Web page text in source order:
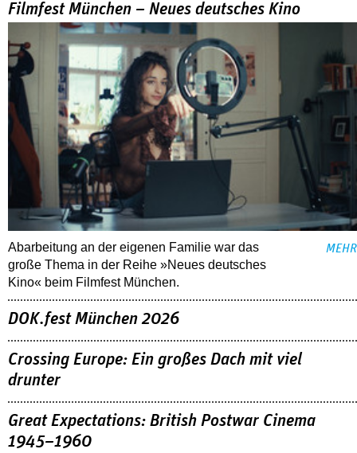
Filmfest München – Neues deutsches Kino
Abarbeitung an der eigenen Familie war das
große Thema in der Reihe »Neues deutsches
Kino« beim Filmfest München.
MEHR
DOK.fest München 2026
Crossing Europe: Ein großes Dach mit viel
drunter
Great Expectations: British Postwar Cinema
1945–1960